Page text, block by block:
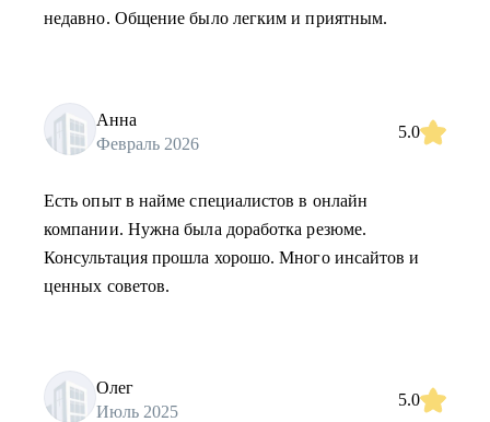
недавно. Общение было легким и приятным.
Анна
Февраль 2026
5.0
Есть опыт в найме специалистов в онлайн
компании. Нужна была доработка резюме.
Консультация прошла хорошо. Много инсайтов и
ценных советов.
Олег
Июль 2025
5.0